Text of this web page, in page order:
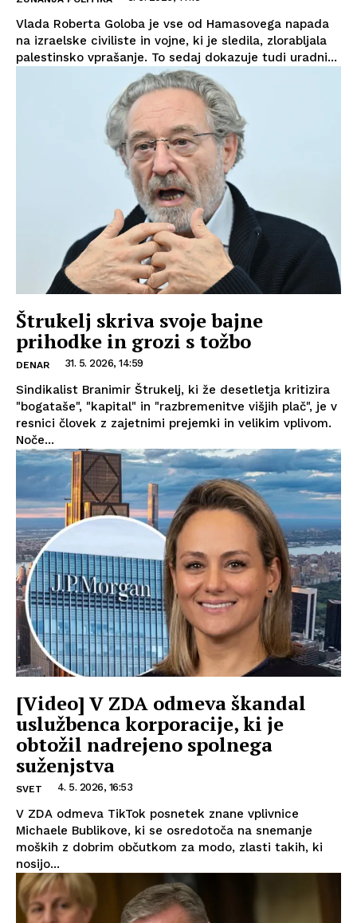
Vlada Roberta Goloba je vse od Hamasovega napada
na izraelske civiliste in vojne, ki je sledila, zlorabljala
palestinsko vprašanje. To sedaj dokazuje tudi uradni...
Štrukelj skriva svoje bajne
prihodke in grozi s tožbo
DENAR 31. 5. 2026, 14:59
Sindikalist Branimir Štrukelj, ki že desetletja kritizira
"bogataše", "kapital" in "razbremenitve višjih plač", je v
resnici človek z zajetnimi prejemki in velikim vplivom.
Noče...
[Video] V ZDA odmeva škandal
uslužbenca korporacije, ki je
obtožil nadrejeno spolnega
suženjstva
SVET 4. 5. 2026, 16:53
V ZDA odmeva TikTok posnetek znane vplivnice
Michaele Bublikove, ki se osredotoča na snemanje
moških z dobrim občutkom za modo, zlasti takih, ki
nosijo...